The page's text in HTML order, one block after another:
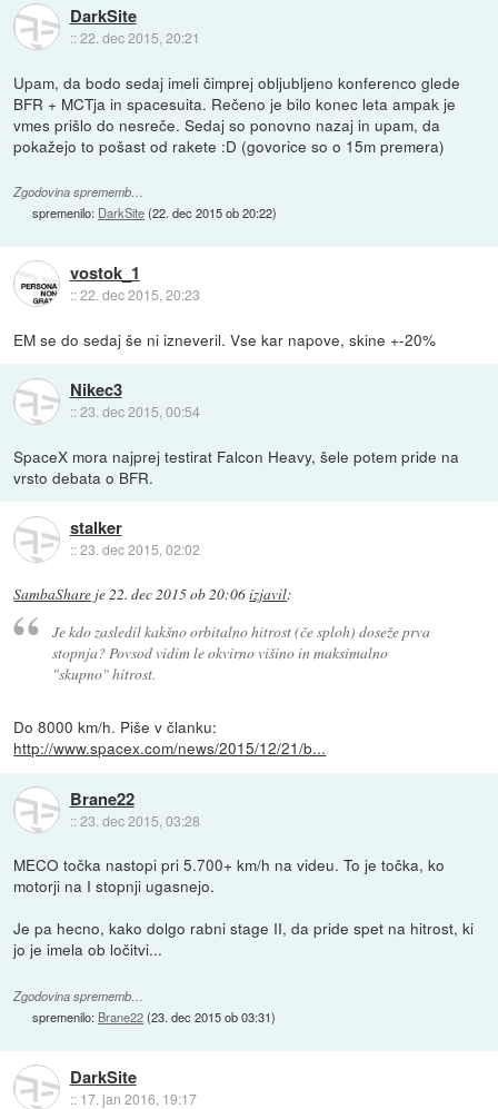
DarkSite
::22. dec 2015, 20:21
Upam, da bodo sedaj imeli čimprej obljubljeno konferenco glede
BFR + MCTja in spacesuita. Rečeno je bilo konec leta ampak je
vmes prišlo do nesreče. Sedaj so ponovno nazaj in upam, da
pokažejo to pošast od rakete :D (govorice so o 15m premera)
Zgodovina sprememb…
spremenilo: DarkSite(22. dec 2015 ob 20:22)
vostok_1
::22. dec 2015, 20:23
EM se do sedaj še ni izneveril. Vse kar napove, skine +-20%
Nikec3
::23. dec 2015, 00:54
SpaceX mora najprej testirat Falcon Heavy, šele potem pride na
vrsto debata o BFR.
stalker
::23. dec 2015, 02:02
SambaShare je22. dec 2015 ob 20:06izjavil:
Je kdo zasledil kakšno orbitalno hitrost (če sploh) doseže prva
stopnja? Povsod vidim le okvirno višino in maksimalno
"skupno" hitrost.
Do 8000 km/h. Piše v članku:
http://www.spacex.com/news/2015/12/21/b...
Brane22
::23. dec 2015, 03:28
MECO točka nastopi pri 5.700+ km/h na videu. To je točka, ko
motorji na I stopnji ugasnejo.
Je pa hecno, kako dolgo rabni stage II, da pride spet na hitrost, ki
jo je imela ob ločitvi...
Zgodovina sprememb…
spremenilo: Brane22(23. dec 2015 ob 03:31)
DarkSite
:: 17. jan 2016, 19:17